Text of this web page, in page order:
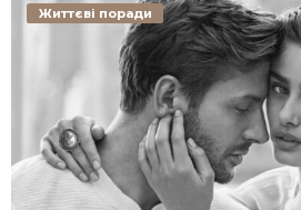
Життєві поради